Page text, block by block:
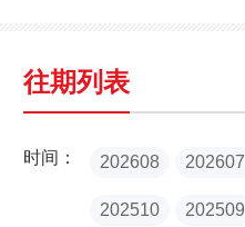
往期列表
时间： 202608 202607
202510 202509